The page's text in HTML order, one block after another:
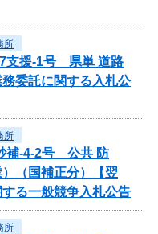
所
支援-1号 県単 道路
委託に関する入札公
所
補-4-2号 公共 防
（国補正分）【翌
る一般競争入札公告
所